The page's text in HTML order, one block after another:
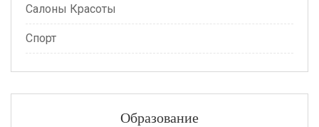
Салоны Красоты
Спорт
Образование